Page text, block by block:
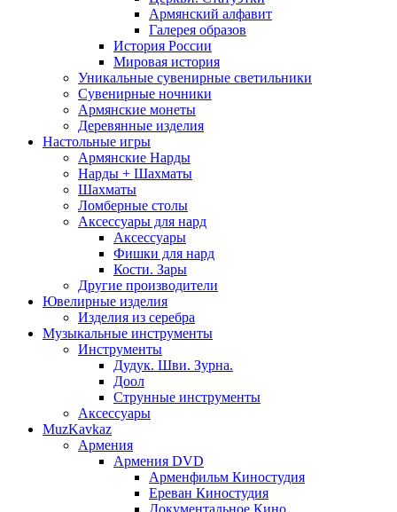
Армянский алфавит
Галерея образов
История России
Мировая история
Уникальные сувенирные светильники
Сувенирные ночники
Армянские монеты
Деревянные изделия
Настольные игры
Армянские Нарды
Нарды + Шахматы
Шахматы
Ломберные столы
Аксессуары для нард
Аксессуары
Фишки для нард
Кости. Зары
Другие производители
Ювелирные изделия
Изделия из серебра
Музыкальные инструменты
Инструменты
Дудук. Шви. Зурна.
Доол
Струнные инструменты
Аксессуары
MuzKavkaz
Армения
Армения DVD
Арменфильм Киностудия
Ереван Киностудия
Документальное Кино